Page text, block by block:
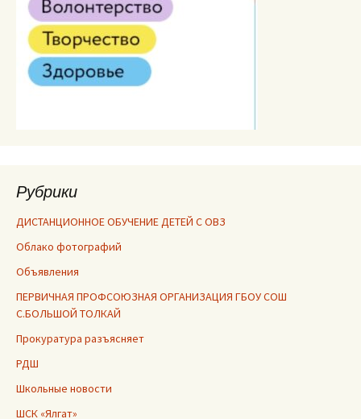
Рубрики
ДИСТАНЦИОННОЕ ОБУЧЕНИЕ ДЕТЕЙ С ОВЗ
Облако фотографий
Объявления
ПЕРВИЧНАЯ ПРОФСОЮЗНАЯ ОРГАНИЗАЦИЯ ГБОУ СОШ
С.БОЛЬШОЙ ТОЛКАЙ
Прокуратура разъясняет
РДШ
Школьные новости
ШСК «Ялгат»